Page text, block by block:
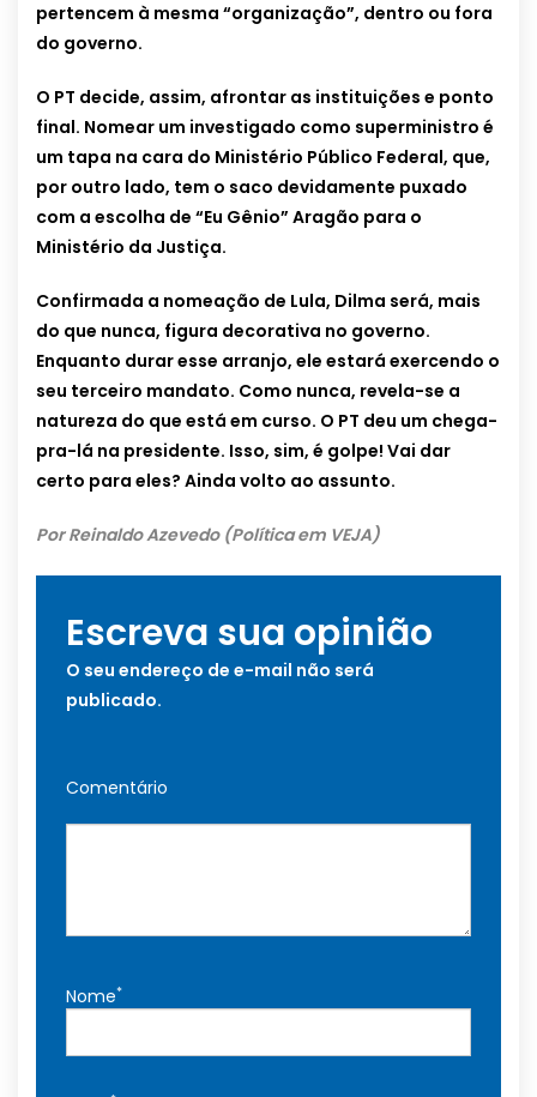
pertencem à mesma “organização”, dentro ou fora
do governo.
O PT decide, assim, afrontar as instituições e ponto
final. Nomear um investigado como superministro é
um tapa na cara do Ministério Público Federal, que,
por outro lado, tem o saco devidamente puxado
com a escolha de “Eu Gênio” Aragão para o
Ministério da Justiça.
Confirmada a nomeação de Lula, Dilma será, mais
do que nunca, figura decorativa no governo.
Enquanto durar esse arranjo, ele estará exercendo o
seu terceiro mandato. Como nunca, revela-se a
natureza do que está em curso. O PT deu um chega-
pra-lá na presidente. Isso, sim, é golpe! Vai dar
certo para eles? Ainda volto ao assunto.
Por Reinaldo Azevedo (Política em VEJA)
Escreva sua opinião
O seu endereço de e-mail não será
publicado.
Comentário
Nome*